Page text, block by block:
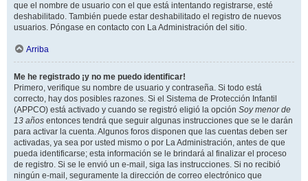
que el nombre de usuario con el que está intentando registrarse, esté
deshabilitado. También puede estar deshabilitado el registro de nuevos
usuarios. Póngase en contacto con La Administración del sitio.
Arriba
Me he registrado ¡y no me puedo identificar!
Primero, verifique su nombre de usuario y contraseña. Si todo está
correcto, hay dos posibles razones. Si el Sistema de Protección Infantil
(APPCO) está activado y cuando se registró eligió la opción Soy menor de
13 años entonces tendrá que seguir algunas instrucciones que se le darán
para activar la cuenta. Algunos foros disponen que las cuentas deben ser
activadas, ya sea por usted mismo o por La Administración, antes de que
pueda identificarse; esta información se le brindará al finalizar el proceso
de registro. Si se le envió un e-mail, siga las instrucciones. Si no recibió
ningún e-mail, seguramente la dirección de correo electrónico que